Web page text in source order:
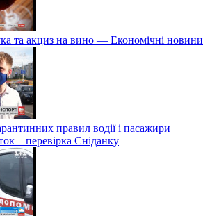
та акциз на вино — Економічні новини
правил водії і пасажири
– перевірка Сніданку